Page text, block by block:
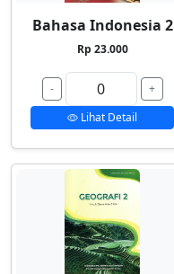
Bahasa Indonesia 2
Rp 23.000
-
+
Lihat Detail